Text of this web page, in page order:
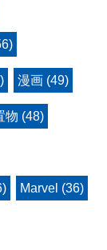
漫画 (49)
物 (48)
Marvel (36)